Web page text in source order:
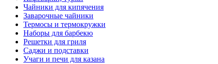
Чайники для кипячения
Заварочные чайники
Термосы и термокружки
Наборы для барбекю
Решетки для гриля
Саджи и подставки
Учаги и печи для казана